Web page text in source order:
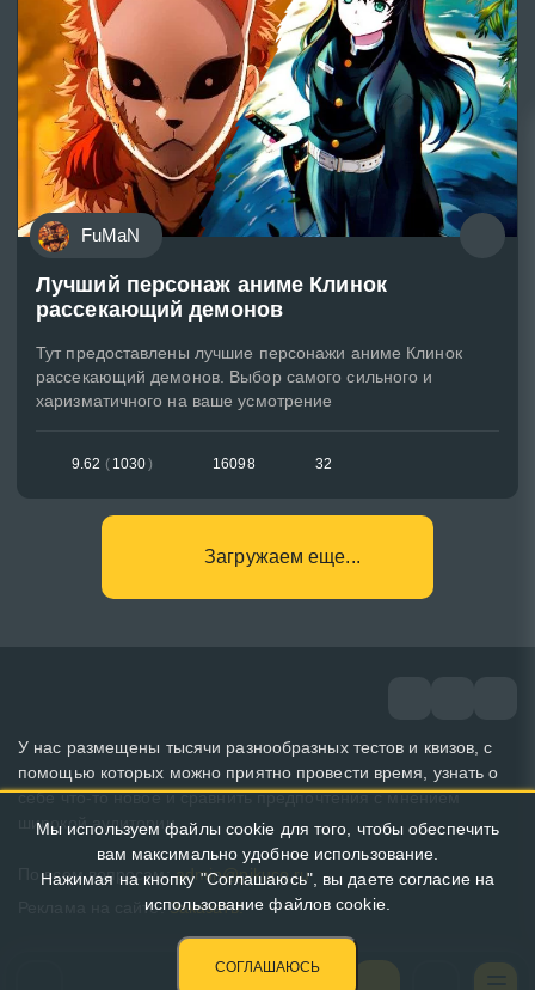
FuMaN
Лучший персонаж аниме Клинок
рассекающий демонов
Тут предоставлены лучшие персонажи аниме Клинок
рассекающий демонов. Выбор самого сильного и
харизматичного на ваше усмотрение
9.62 ( 1030) 16098 32
Загружаем еще...
У нас размещены тысячи разнообразных тестов и квизов, с
помощью которых можно приятно провести время, узнать о
себе что-то новое и сравнить предпочтения с мнением
широкой аудитории.
По всем вопросам: admin@pikuco.ru
Реклама на сайте: Заказать!
Мы используем файлы cookie для того, чтобы обеспечить
вам максимально удобное использование.
Нажимая на кнопку "Соглашаюсь", вы даете согласие на
использование файлов cookie.
СОГЛАШАЮСЬ